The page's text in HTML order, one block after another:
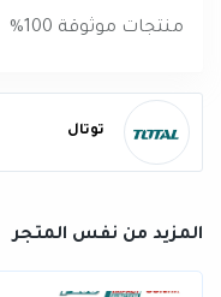
منتجات موثوقة 100%
توتال
المزيد من نفس المتجر